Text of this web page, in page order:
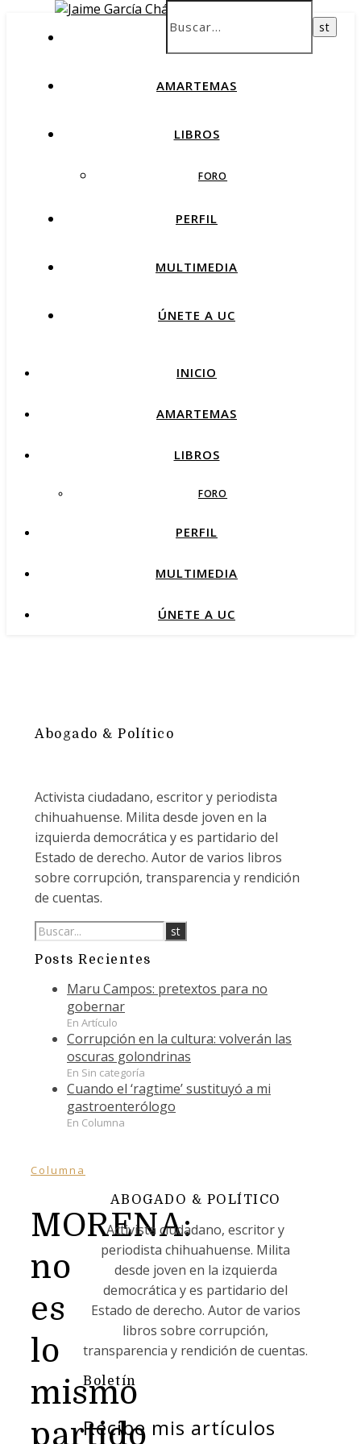
AMARTEMAS
LIBROS
FORO
PERFIL
MULTIMEDIA
ÚNETE A UC
INICIO
AMARTEMAS
LIBROS
FORO
PERFIL
MULTIMEDIA
ÚNETE A UC
Abogado & Político
Activista ciudadano, escritor y periodista
chihuahuense. Milita desde joven en la
izquierda democrática y es partidario del
Estado de derecho. Autor de varios libros
sobre corrupción, transparencia y rendición
de cuentas.
Posts Recientes
Maru Campos: pretextos para no
gobernar
En Artículo
Corrupción en la cultura: volverán las
oscuras golondrinas
En Sin categoría
Cuando el ‘ragtime’ sustituyó a mi
gastroenterólogo
En Columna
Columna
MORENA:
no
es
lo
mismo
partido
ABOGADO & POLÍTICO
Activista ciudadano, escritor y
periodista chihuahuense. Milita
desde joven en la izquierda
democrática y es partidario del
Estado de derecho. Autor de varios
libros sobre corrupción,
transparencia y rendición de cuentas.
Boletín
Recibe mis artículos